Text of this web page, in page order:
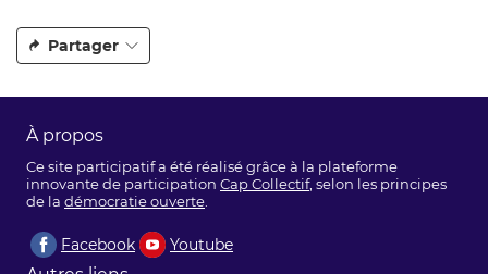
Partager
À propos
Ce site participatif a été réalisé grâce à la plateforme
innovante de participation Cap Collectif, selon les principes
de la démocratie ouverte
Facebook Youtube